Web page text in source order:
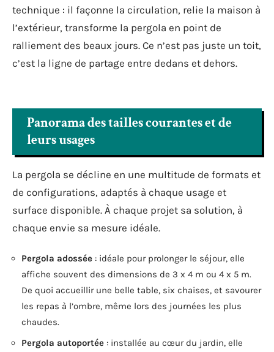
technique : il façonne la circulation, relie la maison à
l’extérieur, transforme la pergola en point de
ralliement des beaux jours. Ce n’est pas juste un toit,
c’est la ligne de partage entre dedans et dehors.
Panorama des tailles courantes et de
leurs usages
La pergola se décline en une multitude de formats et
de configurations, adaptés à chaque usage et
surface disponible. À chaque projet sa solution, à
chaque envie sa mesure idéale.
Pergola adossée : idéale pour prolonger le séjour, elle
affiche souvent des dimensions de 3 x 4 m ou 4 x 5 m.
De quoi accueillir une belle table, six chaises, et savourer
les repas à l’ombre, même lors des journées les plus
chaudes.
Pergola autoportée : installée au cœur du jardin, elle